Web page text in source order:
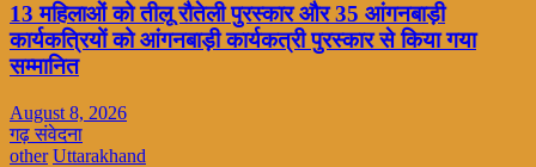
13 महिलाओं को तीलू रौतेली पुरस्कार और 35 आंगनबाड़ी
कार्यकत्रियों को आंगनबाड़ी कार्यकत्री पुरस्कार से किया गया
सम्मानित
August 8, 2026
गढ़ संवेदना
other Uttarakhand